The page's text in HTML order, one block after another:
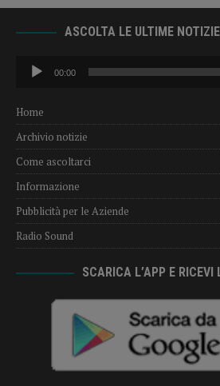
ASCOLTA LE ULTIME
Audio
Player
00:00
Home
Archivio notizie
Come ascoltarci
Informazione
Pubblicità per le Aziende
Radio Sound
SCARICA L’APP E RICEVI